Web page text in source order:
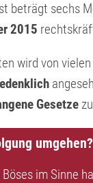
beträgt sechs
2015
wird von
Gesetze
umgehen?
im Sinne